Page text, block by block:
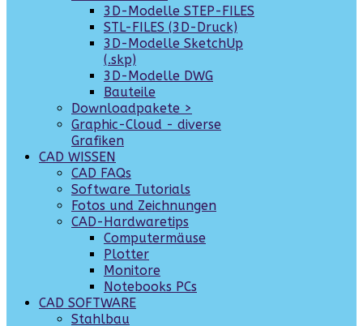
3D-Modelle STEP-FILES
STL-FILES (3D-Druck)
3D-Modelle SketchUp
(.skp)
3D-Modelle DWG
Bauteile
Downloadpakete >
Graphic-Cloud - diverse
Grafiken
CAD WISSEN
CAD FAQs
Software Tutorials
Fotos und Zeichnungen
CAD-Hardwaretips
Computermäuse
Plotter
Monitore
Notebooks PCs
CAD SOFTWARE
Stahlbau